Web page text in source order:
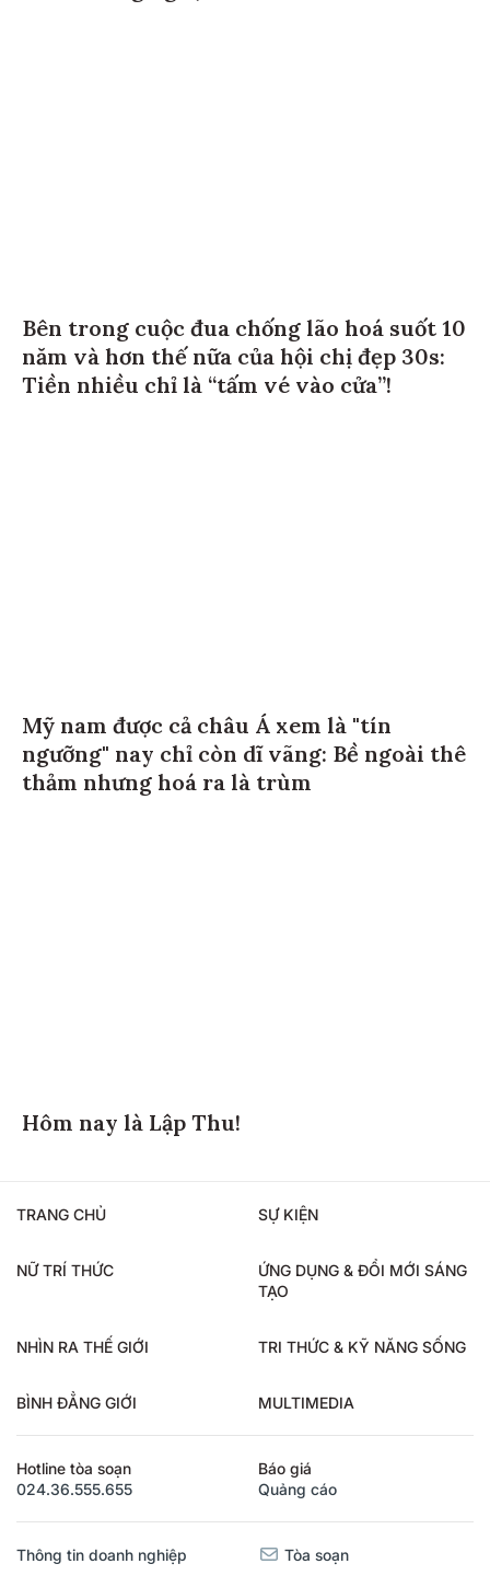
Bên trong cuộc đua chống lão hoá suốt 10
năm và hơn thế nữa của hội chị đẹp 30s:
Tiền nhiều chỉ là “tấm vé vào cửa”!
Mỹ nam được cả châu Á xem là "tín
ngưỡng" nay chỉ còn dĩ vãng: Bề ngoài thê
thảm nhưng hoá ra là trùm
Hôm nay là Lập Thu!
TRANG CHỦ SỰ KIỆN
NỮ TRÍ THỨC
ỨNG DỤNG & ĐỔI MỚI SÁNG
TẠO
NHÌN RA THẾ GIỚI TRI THỨC & KỸ NĂNG SỐNG
BÌNH ĐẲNG GIỚI MULTIMEDIA
Hotline tòa soạn
024.36.555.655
Báo giá
Quảng cáo
Thông tin doanh nghiệp Tòa soạn